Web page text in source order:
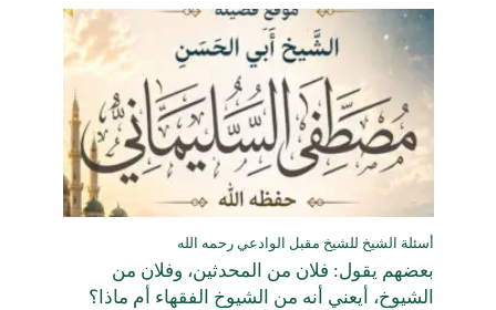
أسئلة الشيخ للشيخ مقبل الوادعي رحمه الله
بعضهم يقول: فلان من المحدثين، وفلان من
الشيوخ، أيعني أنه من الشيوخ الفقهاء أم ماذا؟